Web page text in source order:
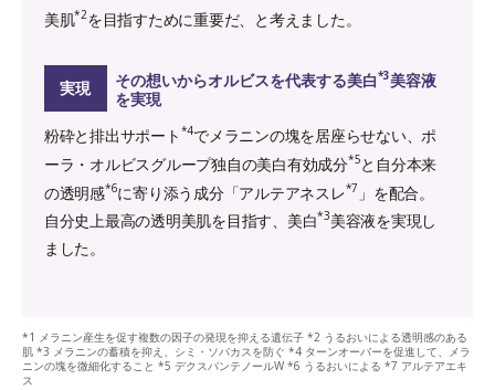
美肌*2を目指すために重要だ、と考えました。
実現 その想いからオルビスを代表する美白*3美容液
を実現
粉砕と排出サポート *4でメラニンの塊を居座らせない、ポ
ーラ・オルビスグループ独自の美白有効成分*5と自分本来
の透明感*6に寄り添う成分「アルテアネスレ*7 」を配合。
自分史上最高の透明美肌を目指す、美白*3美容液を実現し
ました。
*1 メラニン産生を促す複数の因子の発現を抑える遺伝子 *2 うるおいによる透明感のある
肌 *3 メラニンの蓄積を抑え、シミ・ソバカスを防ぐ *4 ターンオーバーを促進して、メラ
ニンの塊を微細化すること *5 デクスパンテノールW *6 うるおいによる *7 アルテアエキ
ス